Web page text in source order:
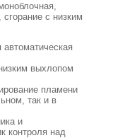
с низким
выхлопом
пламени
так и в
и
контроля над